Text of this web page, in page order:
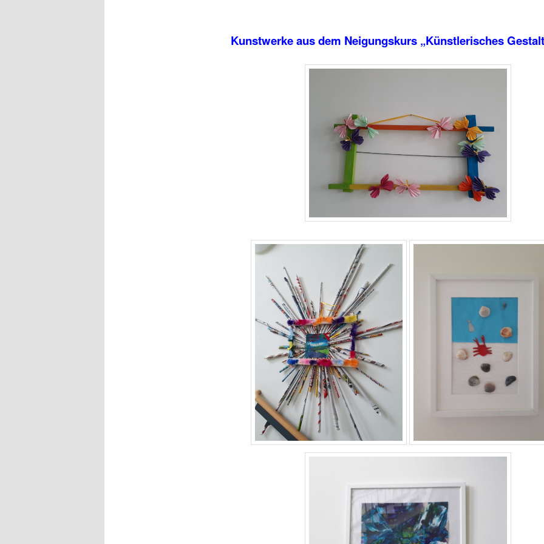
Kunstwerke aus dem Neigungskurs „Künstlerisches